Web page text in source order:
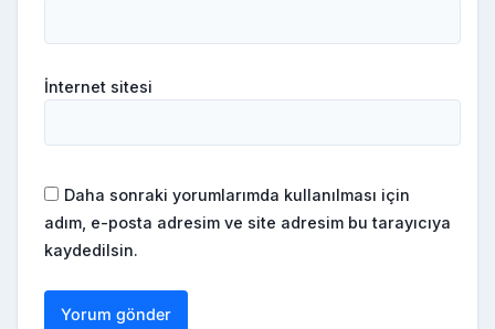
İnternet sitesi
Daha sonraki yorumlarımda kullanılması için
adım, e-posta adresim ve site adresim bu tarayıcıya
kaydedilsin.